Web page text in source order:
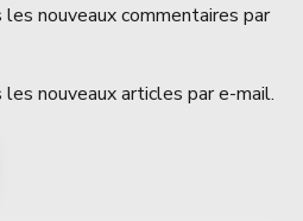
nouveaux commentaires par
nouveaux articles par e-mail.